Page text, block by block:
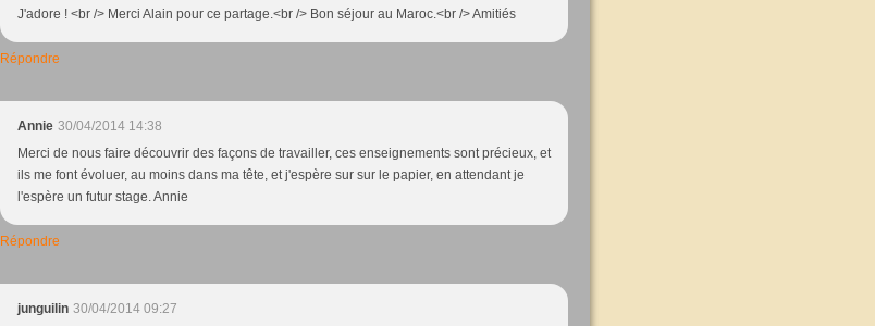
J'adore ! <br /> Merci Alain pour ce partage.<br /> Bon séjour au Maroc.<br /> Amitiés
Répondre
Annie 30/04/2014 14:38
Merci de nous faire découvrir des façons de travailler, ces enseignements sont précieux, et
ils me font évoluer, au moins dans ma tête, et j'espère sur sur le papier, en attendant je
l'espère un futur stage. Annie
Répondre
junguilin 30/04/2014 09:27